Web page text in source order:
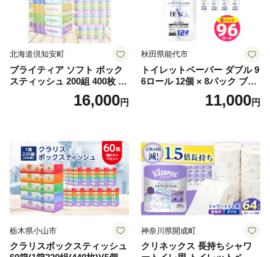
北海道倶知安町
ブライティア ソフト ボック
スティッシュ 200組 400枚 60
箱 日本製 まとめ買い ティッ
シュ リサイクル 長持 防災 常
倶知安町 日用品
16,000円
秋田県能代市
トイレットペーパー ダブル 9
6ロール 12個 × 8パック ブラ
ンカ 再生紙 100％ 芯あり 日
用品 消耗品 無香料 生活用品
11,000円
栃木県小山市
クラリスボックスティッシュ
神奈川県開成町
クリネックス 長持ちシャワ